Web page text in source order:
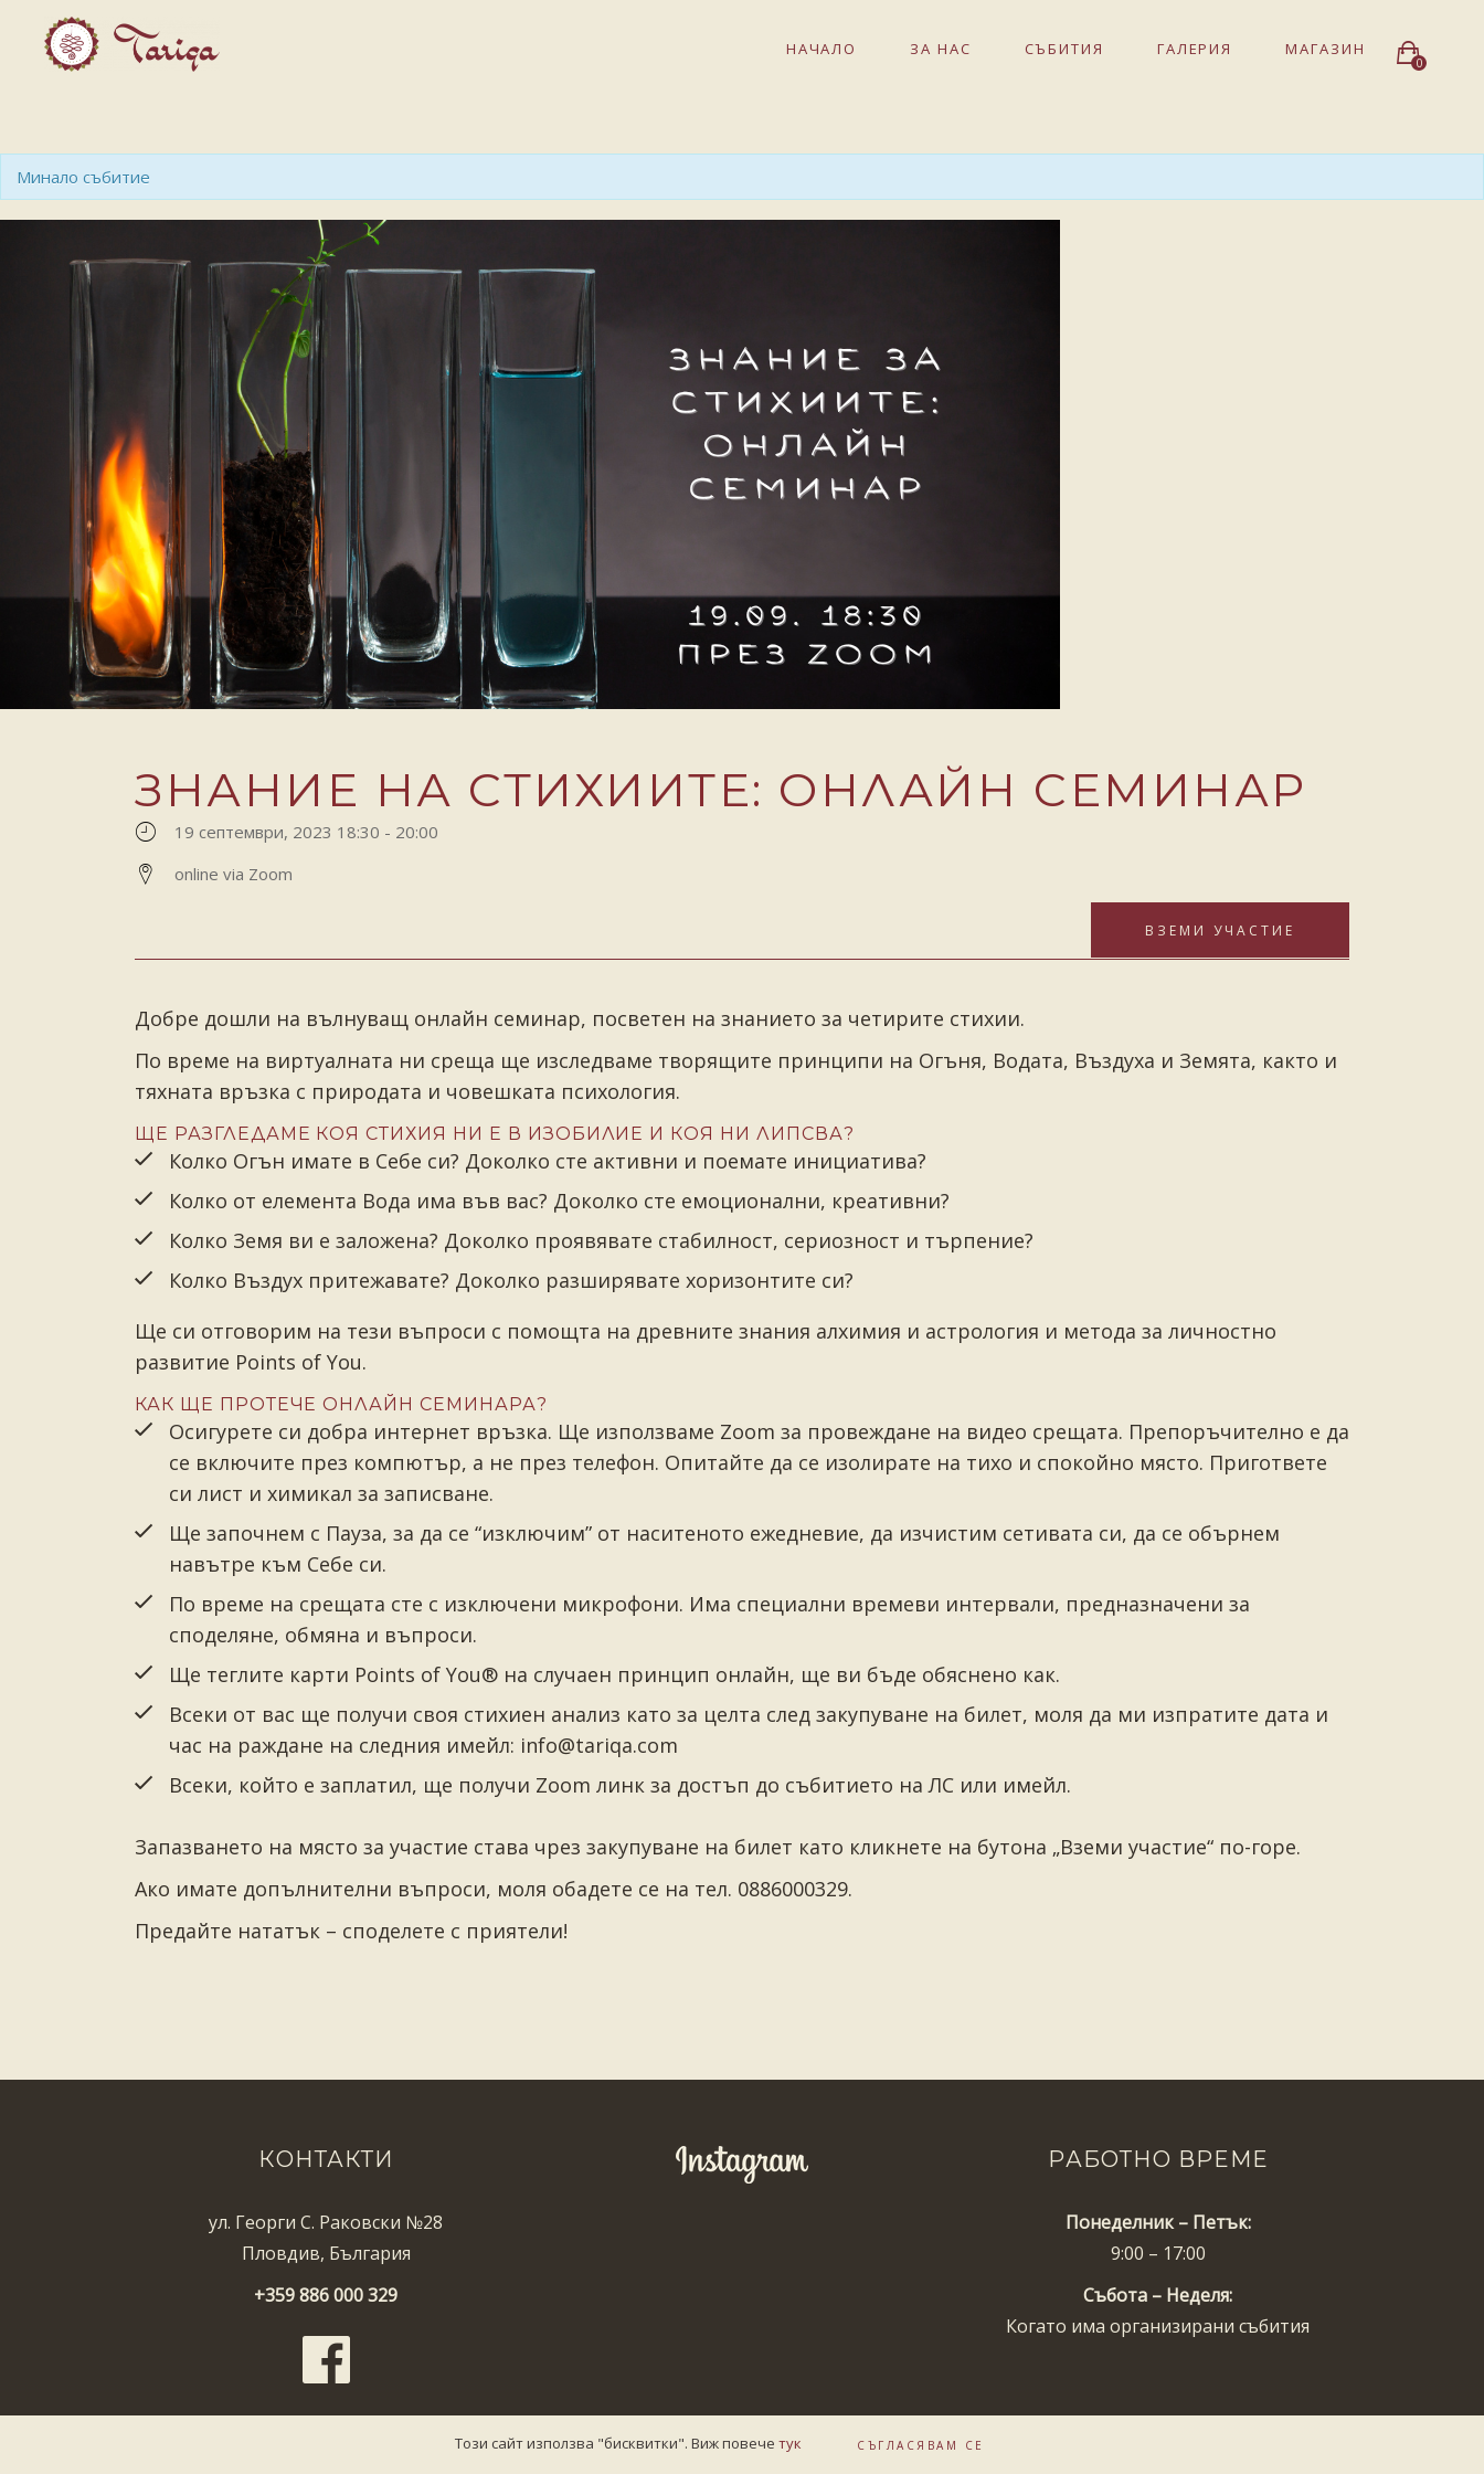
НАЧАЛО ЗА НАС СЪБИТИЯ ГАЛЕРИЯ МАГАЗИН
0
Минало събитие
ЗНАНИЕ НА СТИХИИТЕ: ОНЛАЙН СЕМИНАР
19 септември, 2023 18:30 - 20:00
online via Zoom
ВЗЕМИ УЧАСТИЕ
Добре дошли на вълнуващ онлайн семинар, посветен на знанието за четирите стихии.
По време на виртуалната ни среща ще изследваме творящите принципи на Огъня, Водата, Въздуха и Земята, както и
тяхната връзка с природата и човешката психология.
ЩЕ РАЗГЛЕДАМЕ КОЯ СТИХИЯ НИ Е В ИЗОБИЛИЕ И КОЯ НИ ЛИПСВА?
Колко Огън имате в Себе си? Доколко сте активни и поемате инициатива?
Колко от елемента Вода има във вас? Доколко сте емоционални, креативни?
Колко Земя ви е заложена? Доколко проявявате стабилност, сериозност и търпение?
Колко Въздух притежавате? Доколко разширявате хоризонтите си?
Ще си отговорим на тези въпроси с помощта на древните знания алхимия и астрология и метода за личностно
развитие Points of You.
КАК ЩЕ ПРОТЕЧЕ ОНЛАЙН СЕМИНАРА?
Осигурете си добра интернет връзка. Ще използваме Zoom за провеждане на видео срещата. Препоръчително е да
се включите през компютър, а не през телефон. Опитайте да се изолирате на тихо и спокойно място. Пригответе
си лист и химикал за записване.
Ще започнем с Пауза, за да се “изключим” от наситеното ежедневие, да изчистим сетивата си, да се обърнем
навътре към Себе си.
По време на срещата сте с изключени микрофони. Има специални времеви интервали, предназначени за
споделяне, обмяна и въпроси.
Ще теглите карти Points of You® на случаен принцип онлайн, ще ви бъде обяснено как.
Всеки от вас ще получи своя стихиен анализ като за целта след закупуване на билет, моля да ми изпратите дата и
час на раждане на следния имейл: info@tariqa.com
Всеки, който е заплатил, ще получи Zoom линк за достъп до събитието на ЛС или имейл.
Запазването на място за участие става чрез закупуване на билет като кликнете на бутона „Вземи участие“ по-горе.
Ако имате допълнителни въпроси, моля обадете се на тел. 0886000329.
Предайте нататък – споделете с приятели!
КОНТАКТИ
ул. Георги С. Раковски №28
Пловдив, България
+359 886 000 329
РАБОТНО ВРЕМЕ
Понеделник – Петък:
9:00 – 17:00
Събота – Неделя:
Когато има организирани събития
Този сайт използва "бисквитки". Виж повечетук СЪГЛАСЯВАМ СЕ